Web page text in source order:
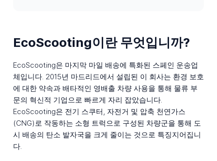
EcoScooting이란 무엇입니까?
EcoScooting은 마지막 마일 배송에 특화된 스페인 운송업
체입니다. 2015년 마드리드에서 설립된 이 회사는 환경 보호
에 대한 약속과 배타적인 영배출 차량 사용을 통해 물류 부
문의 혁신적 기업으로 빠르게 자리 잡았습니다.
EcoScooting은 전기 스쿠터, 자전거 및 압축 천연가스
(CNG)로 작동하는 소형 트럭으로 구성된 차량군을 통해 도
시 배송의 탄소 발자국을 크게 줄이는 것으로 특징지어집니
다.